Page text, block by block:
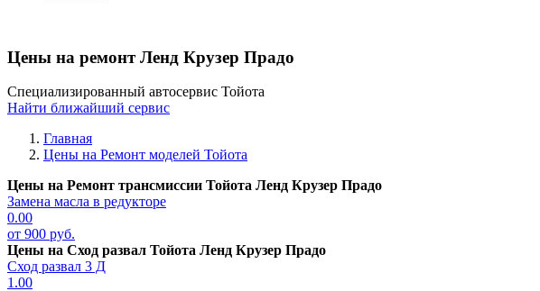
Цены на ремонт Ленд Крузер Прадо
Специализированный автосервис Тойота
Найти ближайший сервис
Главная
Цены на Ремонт моделей Тойота
Цены на Ремонт трансмиссии Тойота Ленд Крузер Прадо
Замена масла в редукторе
0.00
от 900 руб.
Цены на Сход развал Тойота Ленд Крузер Прадо
Сход развал 3 Д
1.00